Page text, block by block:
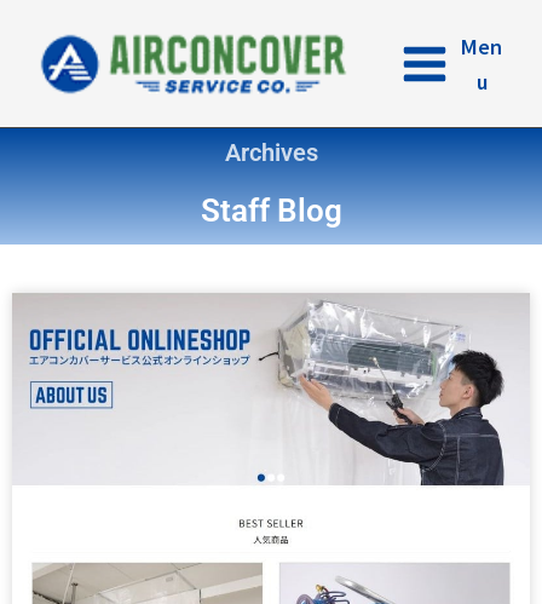
キ
Men
u
Archives
Staff Blog
ー
ジ
ー
ジ
ー
ジ
ー
ジ
ペ
ー
ジ